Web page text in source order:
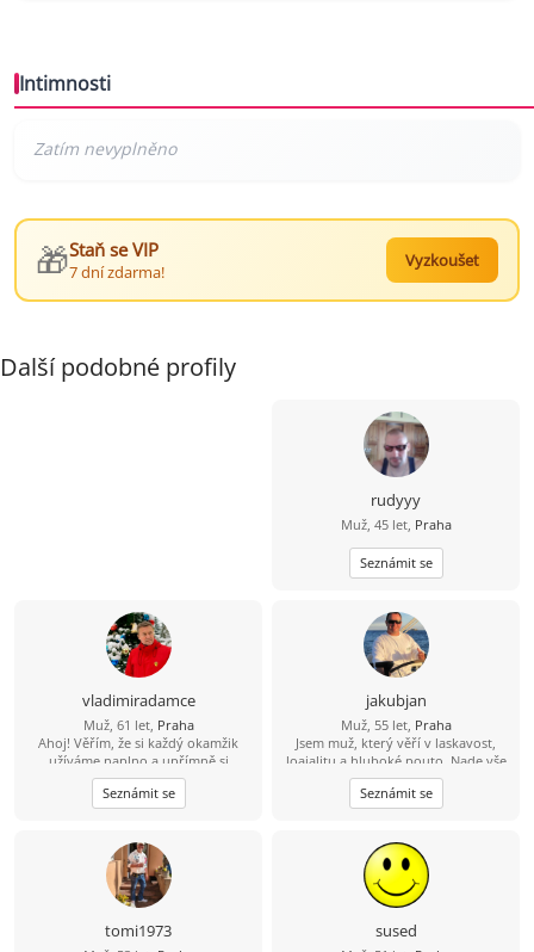
Intimnosti
🎁Staň se VIP
7 dní zdarma!
Vyzkoušet
Další podobné profily
rudyyy
Muž, 45 let, Praha
Seznámit se
vladimiradamce
Muž, 61 let, Praha
Ahoj! Věřím, že si každý okamžik
užíváme naplno a upřímně si
užíváme malých radostí života. Miluji
objevování nových míst, ať už je to
spontánní výlet autem nebo
města. Přátelé mě často popisují
jako starostlivou, dobrodružnou a
dobrou posluchačku. Jsem nadšená
pro [vaše zájmy, např. hudba,
fitness, vaření, cestování] a ráda se o
tyto zážitky dělím s někým
Seznámit se
jakubjan
Muž, 55 let, Praha
Jsem muž, který věří v laskavost,
loajalitu a hluboké pouto. Nade vše
si cením upřímnosti a sním o tom, že
budu sdílet jednoduché a krásné
životní okamžiky s někým, kdo se v
Seznámit se
tomi1973 sused